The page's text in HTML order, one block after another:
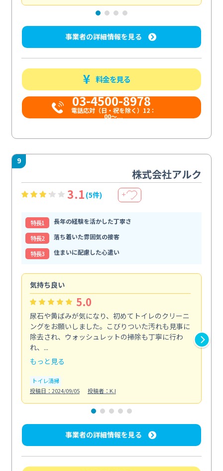
事業者の詳細情報を見る
料金を見る
03-4500-8978
電話応対（日・祝を除く）12：
00～...
9
株式会社アルク
3.1 (5件) ＋
特⻑1
長年の経験を活かした丁寧さ
特⻑2
落ち着いた雰囲気の接客
特⻑3
住まいに配慮した心遣い
気持ち良い
5.0
尿石や黄ばみが気になり、初めてトイレのクリーニ
ングをお願いしました。こびりついた汚れも見事に
除去され、ウォッシュレットの掃除も丁寧に行わ
れ、...
もっと見る
トイレ清掃
投稿日：2024/09/05
投稿者：K.I
事業者の詳細情報を見る